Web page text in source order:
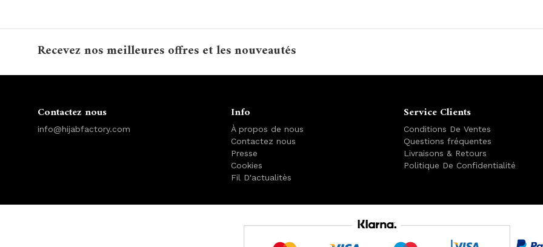
Recevez nos meilleures offres et les nouveautés
Contactez nous
info@hijabfactory.com
Info
À propos de nous
Contactez nous
Presse
Cookies
Fil D'actualitès
Service Clients
Conditions De Ventes
Questions fréquentes
Livraisons & Retours
Politique De Confidentialité